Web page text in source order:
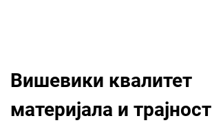
Вишевики квалитет
материјала и трајност